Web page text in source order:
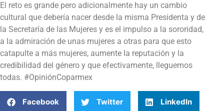
El reto es grande pero adicionalmente hay un cambio
cultural que debería nacer desde la misma Presidenta y de
la Secretaría de las Mujeres y es el impulso a la sororidad,
a la admiración de unas mujeres a otras para que esto
catapulte a más mujeres, aumente la reputación y la
credibilidad del género y que efectivamente, lleguemos
todas. #OpiniónCoparmex
Facebook Twitter LinkedIn